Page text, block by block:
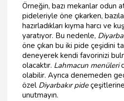
Örneğin, bazı mekanlar odun
pideleriyle öne çıkarken,
hazırladıkları kıyma harcı ve
yaratıyor. Bu nedenle,
öne çıkan bu iki pide çeşidini
deneyerek kendi favorinizi
olacaktır. Lahmacun menüleri
olabilir. Ayrıca denemeden
özel Diyarbakır pide
unutmayın.